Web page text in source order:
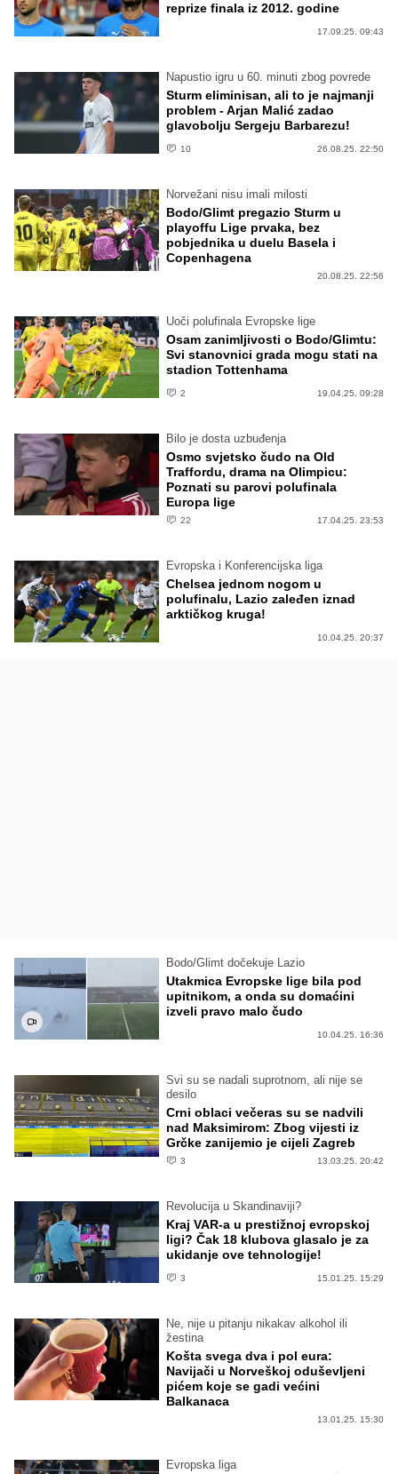
reprize finala iz 2012. godine
17.09.25. 09:43
Napustio igru u 60. minuti zbog povrede
Sturm eliminisan, ali to je najmanji
problem - Arjan Malić zadao
glavobolju Sergeju Barbarezu!
10 26.08.25. 22:50
Norvežani nisu imali milosti
Bodo/Glimt pregazio Sturm u
playoffu Lige prvaka, bez
pobjednika u duelu Basela i
Copenhagena
20.08.25. 22:56
Uoči polufinala Evropske lige
Osam zanimljivosti o Bodo/Glimtu:
Svi stanovnici grada mogu stati na
stadion Tottenhama
2 19.04.25. 09:28
Bilo je dosta uzbuđenja
Osmo svjetsko čudo na Old
Traffordu, drama na Olimpicu:
Poznati su parovi polufinala
Europa lige
22 17.04.25. 23:53
Evropska i Konferencijska liga
Chelsea jednom nogom u
polufinalu, Lazio zaleđen iznad
arktičkog kruga!
10.04.25. 20:37
Bodo/Glimt dočekuje Lazio
Utakmica Evropske lige bila pod
upitnikom, a onda su domaćini
izveli pravo malo čudo
10.04.25. 16:36
Svi su se nadali suprotnom, ali nije se
desilo
Crni oblaci večeras su se nadvili
nad Maksimirom: Zbog vijesti iz
Grčke zanijemio je cijeli Zagreb
3 13.03.25. 20:42
Revolucija u Skandinaviji?
Kraj VAR-a u prestižnoj evropskoj
ligi? Čak 18 klubova glasalo je za
ukidanje ove tehnologije!
3 15.01.25. 15:29
Ne, nije u pitanju nikakav alkohol ili
žestina
Košta svega dva i pol eura:
Navijači u Norveškoj oduševljeni
pićem koje se gadi većini
Balkanaca
13.01.25. 15:30
Evropska liga